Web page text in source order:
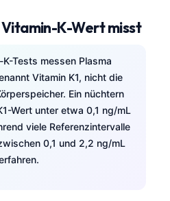
K-Wert misst
Tests messen Plasma
Vitamin K1, nicht die
Ein nüchtern
Wert unter etwa 0,1 ng/mL
viele Referenzintervalle
0,1 und 2,2 ng/mL